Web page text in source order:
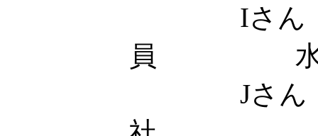
Iさん
員 水
Jさん